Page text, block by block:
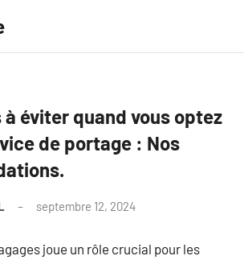
éviter quand vous optez
de portage : Nos
septembre 12, 2024
joue un rôle crucial pour les